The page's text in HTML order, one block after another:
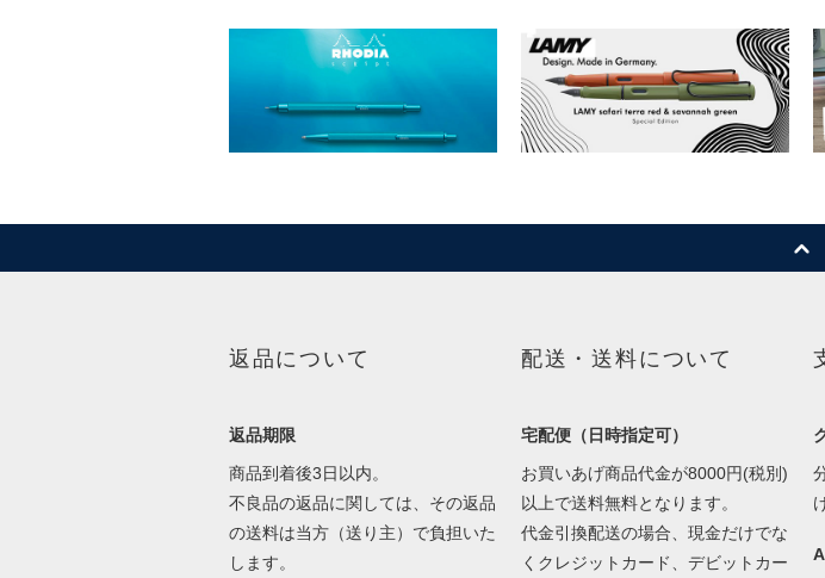
返品について
返品期限
商品到着後3日以内。
不良品の返品に関しては、その返品
の送料は当方（送り主）で負担いた
します。
配送・送料について
宅配便（日時指定可）
お買いあげ商品代金が8000円(税別)
以上で送料無料となります。
代金引換配送の場合、現金だけでな
くクレジットカード、デビットカー